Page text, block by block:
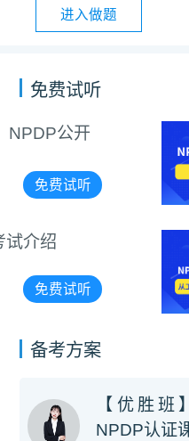
进入做题
免费试听
备考方案
【优胜班
NPDP认证